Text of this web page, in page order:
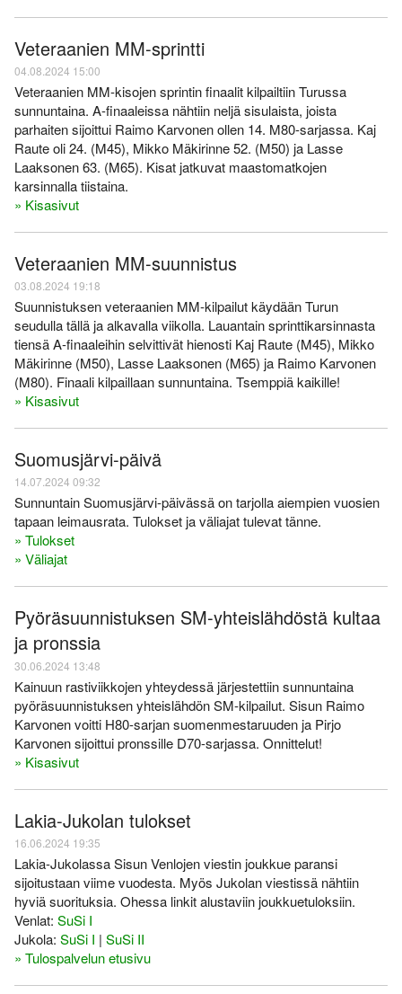
Veteraanien MM-sprintti
04.08.2024 15:00
Veteraanien MM-kisojen sprintin finaalit kilpailtiin Turussa
sunnuntaina. A-finaaleissa nähtiin neljä sisulaista, joista
parhaiten sijoittui Raimo Karvonen ollen 14. M80-sarjassa. Kaj
Raute oli 24. (M45), Mikko Mäkirinne 52. (M50) ja Lasse
Laaksonen 63. (M65). Kisat jatkuvat maastomatkojen
karsinnalla tiistaina.
» Kisasivut
Veteraanien MM-suunnistus
03.08.2024 19:18
Suunnistuksen veteraanien MM-kilpailut käydään Turun
seudulla tällä ja alkavalla viikolla. Lauantain sprinttikarsinnasta
tiensä A-finaaleihin selvittivät hienosti Kaj Raute (M45), Mikko
Mäkirinne (M50), Lasse Laaksonen (M65) ja Raimo Karvonen
(M80). Finaali kilpaillaan sunnuntaina. Tsemppiä kaikille!
» Kisasivut
Suomusjärvi-päivä
14.07.2024 09:32
Sunnuntain Suomusjärvi-päivässä on tarjolla aiempien vuosien
tapaan leimausrata. Tulokset ja väliajat tulevat tänne.
» Tulokset
» Väliajat
Pyöräsuunnistuksen SM-yhteislähdöstä kultaa
ja pronssia
30.06.2024 13:48
Kainuun rastiviikkojen yhteydessä järjestettiin sunnuntaina
pyöräsuunnistuksen yhteislähdön SM-kilpailut. Sisun Raimo
Karvonen voitti H80-sarjan suomenmestaruuden ja Pirjo
Karvonen sijoittui pronssille D70-sarjassa. Onnittelut!
» Kisasivut
Lakia-Jukolan tulokset
16.06.2024 19:35
Lakia-Jukolassa Sisun Venlojen viestin joukkue paransi
sijoitustaan viime vuodesta. Myös Jukolan viestissä nähtiin
hyviä suorituksia. Ohessa linkit alustaviin joukkuetuloksiin.
Venlat: SuSi I
Jukola: SuSi I | SuSi II
» Tulospalvelun etusivu